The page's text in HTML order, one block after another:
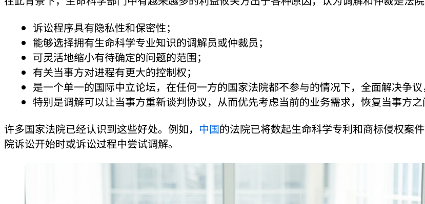
诉讼程序具有隐私性和保密性；
能够选择拥有生命科学专业知识的调解员或仲裁员；
可灵活地缩小有待确定的问题的范围；
有关当事方对进程有更大的控制权；
是一个单一的国际中立论坛，在任何一方的国家法院都不参与的情况下，全面解决争
特别是调解可以让当事方重新谈判协议，从而优先考虑当前的业务需求，恢复当事方
许多国家法院已经认识到这些好处。例如， 中国的法院已将数起生命科学专利和商标侵权案
院诉讼开始时或诉讼过程中尝试调解。